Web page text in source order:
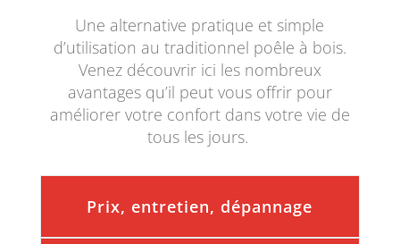
Une alternative pratique et simple
d’utilisation au traditionnel poêle à bois.
Venez découvrir ici les nombreux
avantages qu’il peut vous offrir pour
améliorer votre confort dans votre vie de
tous les jours.
Prix, entretien, dépannage